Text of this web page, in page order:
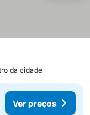
da cidade
Ver preços